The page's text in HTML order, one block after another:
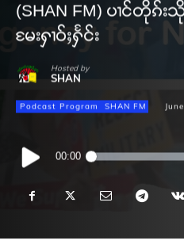
(SHAN FM) ပၢင်တိုၵ်း
မႄးႁၢဝ်ႈႁႅင်း
Hosted by
SHAN
Podcast Program SHAN FM
Audio
Player
00:00